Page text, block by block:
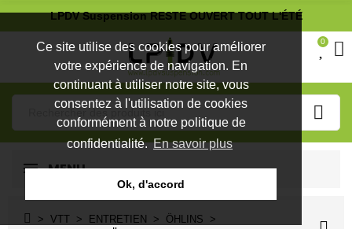
Ce site utilise des cookies pour améliorer
votre expérience de navigation. En
continuant à utiliser notre site, vous
consentez à l'utilisation de cookies
conformément à notre politique de
confidentialité.En savoir plus
Ok, d'accord
LPDV Suspension RESTE OUVERT TOUT L'ÉTÉ
0
MENU
VTT ENTRETIEN
ÖHLINS